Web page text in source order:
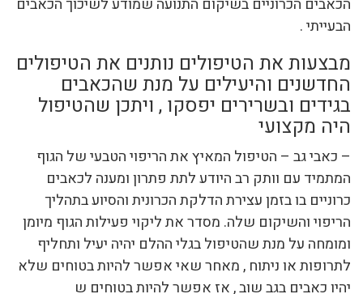
הכאבים הכרוניים בשיקום התנועה שמודע לשיכוך הכאבים
הבעייתי .
מבצעות את הטיפולים נותנים את הטיפולים
החדשנים והיעילים על מנת שהכאבים
בגידים ובשרירים יפסקו , ויתכן שהטיפול
היה מקצועי
– כאבי גב – הטיפול המאיץ את הריפוי הטבעי של הגוף
המתמיד עם וותק רב היודע לתת פתרון ומענה לכאבים
כרוניים בו בזמן עצירת הדלקת הכרונית והסיוע בתהליך
הריפוי והשיקום שלה. מסדר את ליקוי פעילות הגוף מיומן
ומומחה על מנת שהטיפול בגלי ההלם יהיה יעיל ותחליף
לתרופות או ניתוח , מאחר שאי אפשר להיות בטוחים שלא
יהיו כאבים בגב שוב , אז אפשר להיות בטוחים ש